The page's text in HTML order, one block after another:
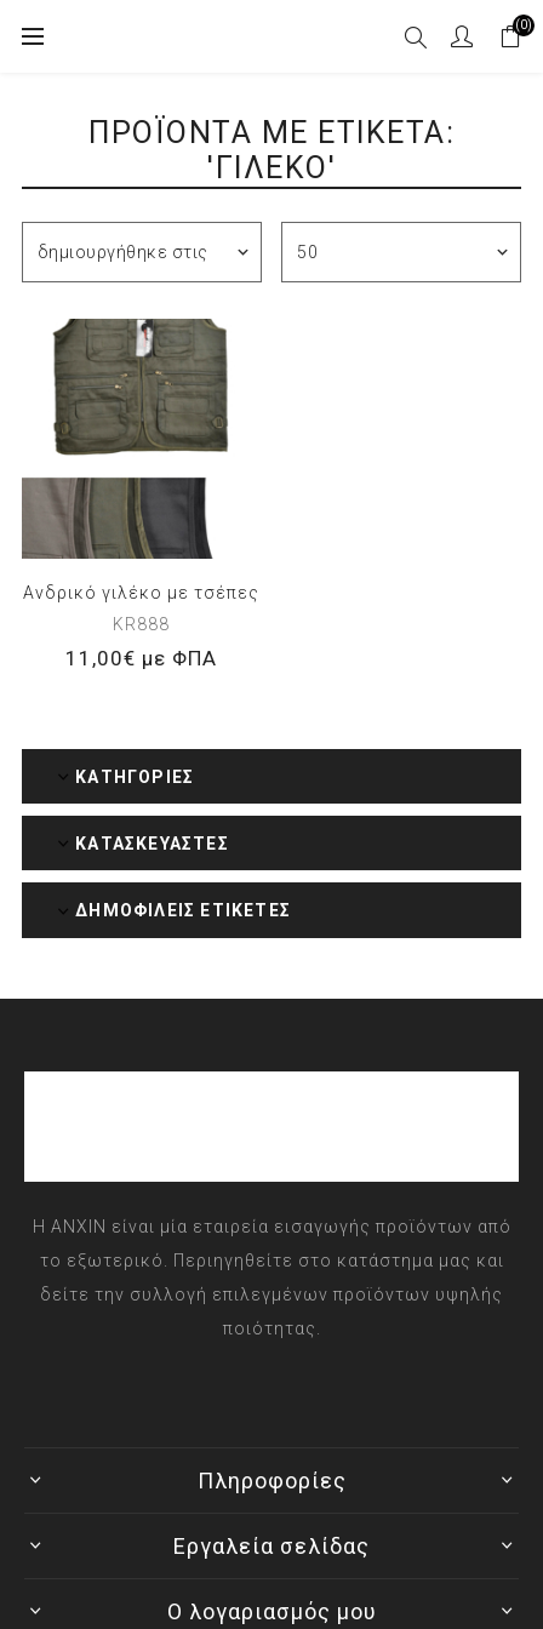
(0)
ΠΡΟΪΌΝΤΑ ΜΕ ΕΤΙΚΈΤΑ:
'ΓΙΛΈΚΟ'
Ανδρικό γιλέκο με τσέπες
KR888
11,00€ με ΦΠΑ
ΚΑΤΗΓΟΡΊΕΣ
ΚΑΤΑΣΚΕΥΑΣΤΈΣ
ΔΗΜΟΦΙΛΕΙΣ ΕΤΙΚΕΤΕΣ
Η ANXIN είναι μία εταιρεία εισαγωγής προϊόντων από
το εξωτερικό. Περιηγηθείτε στο κατάστημα μας και
δείτε την συλλογή επιλεγμένων προϊόντων υψηλής
ποιότητας.
Πληροφορίες
Εργαλεία σελίδας
Ο λογαριασμός μου